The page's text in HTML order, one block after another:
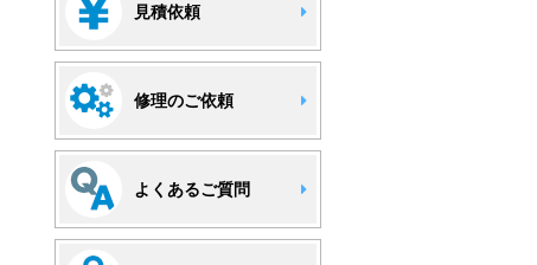
見積依頼
修理のご依頼
よくあるご質問